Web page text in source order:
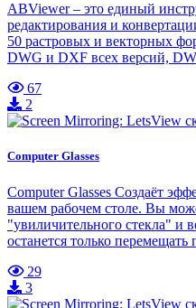
ABViewer – это единый
редактирования и
50 растровых и векторных
DWG и DXF всех версий,
67
2
Computer Glasses
Computer Glasses Создаёт
вашем рабочем столе. Вы
"увиличительного стекла" и
останется только
29
3